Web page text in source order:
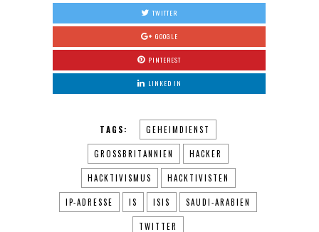
TWITTER
GOOGLE
PINTEREST
LINKED IN
TAGS: GEHEIMDIENST
GROSSBRITANNIEN HACKER
HACKTIVISMUS HACKTIVISTEN
IP-ADRESSE IS ISIS SAUDI-ARABIEN
TWITTER